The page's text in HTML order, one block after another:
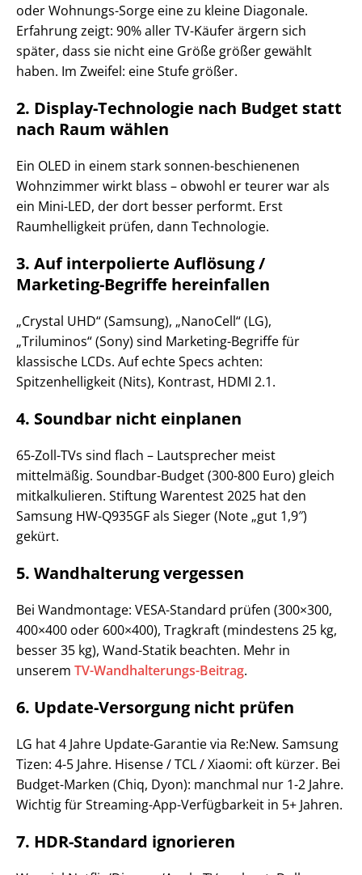
oder Wohnungs-Sorge eine zu kleine Diagonale.
Erfahrung zeigt: 90% aller TV-Käufer ärgern sich
später, dass sie nicht eine Größe größer gewählt
haben. Im Zweifel: eine Stufe größer.
2. Display-Technologie nach Budget statt
nach Raum wählen
Ein OLED in einem stark sonnen-beschienenen
Wohnzimmer wirkt blass – obwohl er teurer war als
ein Mini-LED, der dort besser performt. Erst
Raumhelligkeit prüfen, dann Technologie.
3. Auf interpolierte Auflösung /
Marketing-Begriffe hereinfallen
„Crystal UHD“ (Samsung), „NanoCell“ (LG),
„Triluminos“ (Sony) sind Marketing-Begriffe für
klassische LCDs. Auf echte Specs achten:
Spitzenhelligkeit (Nits), Kontrast, HDMI 2.1.
4. Soundbar nicht einplanen
65-Zoll-TVs sind flach – Lautsprecher meist
mittelmäßig. Soundbar-Budget (300-800 Euro) gleich
mitkalkulieren. Stiftung Warentest 2025 hat den
Samsung HW-Q935GF als Sieger (Note „gut 1,9″)
gekürt.
5. Wandhalterung vergessen
Bei Wandmontage: VESA-Standard prüfen (300×300,
400×400 oder 600×400), Tragkraft (mindestens 25 kg,
besser 35 kg), Wand-Statik beachten. Mehr in
unserem TV-Wandhalterungs-Beitrag.
6. Update-Versorgung nicht prüfen
LG hat 4 Jahre Update-Garantie via Re:New. Samsung
Tizen: 4-5 Jahre. Hisense / TCL / Xiaomi: oft kürzer. Bei
Budget-Marken (Chiq, Dyon): manchmal nur 1-2 Jahre.
Wichtig für Streaming-App-Verfügbarkeit in 5+ Jahren.
7. HDR-Standard ignorieren